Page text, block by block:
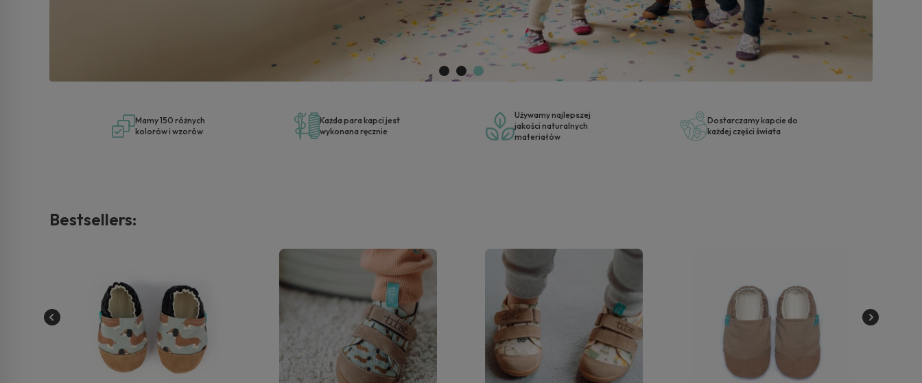
Mamy 150 różnych
kolorów i wzorów
Każda para kapci jest
wykonana ręcznie
Używamy najlepszej
jakości naturalnych
materiałów
Dostarczamy kapcie do
każdej części świata
Bestsellers: